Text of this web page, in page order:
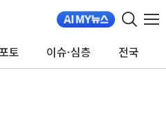
토 이슈·심층 전국